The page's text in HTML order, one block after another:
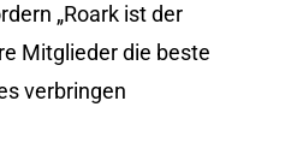
„Roark ist der
Mitglieder die beste
verbringen